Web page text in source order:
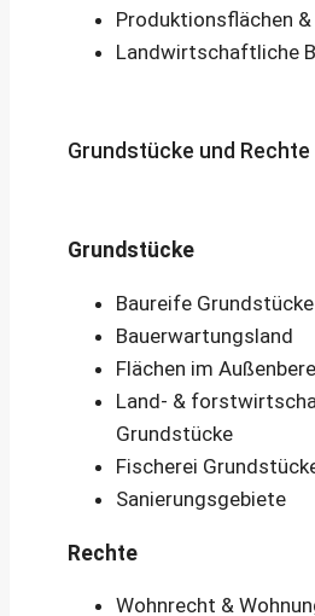
Produktionsflächen
Landwirtschaftliche
Grundstücke und Rechte
Grundstücke
Baureife Grundstücke
Bauerwartungsland
Flächen im
Land- &
Grundstücke
Fischerei
Sanierungsgebiete
Rechte
Wohnrecht &